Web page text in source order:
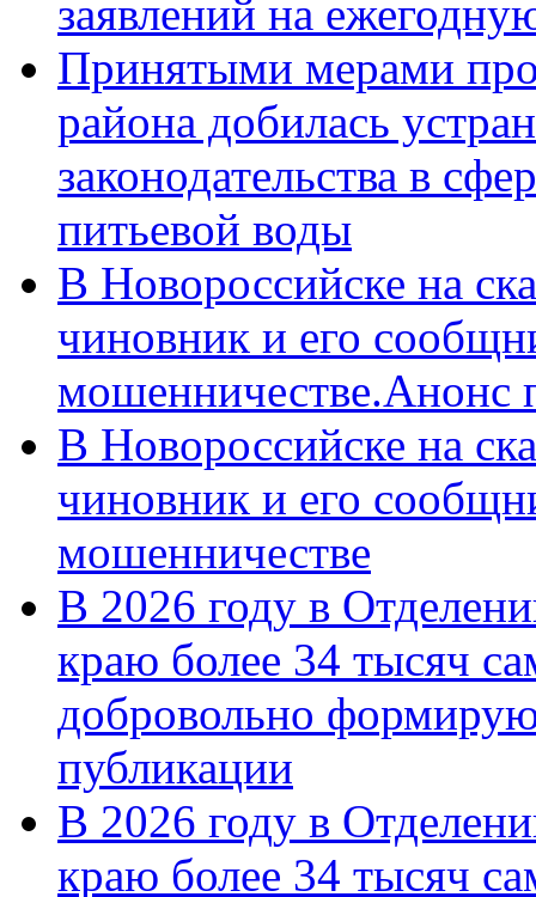
заявлений на
Принятыми мерами
района добилась
законодательства в
питьевой воды
В Новороссийске на
чиновник и его
мошенничестве.Анонс
В Новороссийске на
чиновник и его
мошенничестве
В 2026 году в
краю более 34 тысяч
добровольно
публикации
В 2026 году в
краю более 34 тысяч